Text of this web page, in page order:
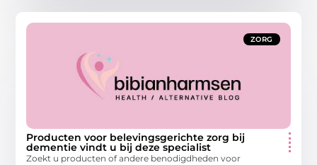
ZORG
Producten voor belevingsgerichte zorg bij
dementie vindt u bij deze specialist
Zoekt u producten of andere benodigdheden voor